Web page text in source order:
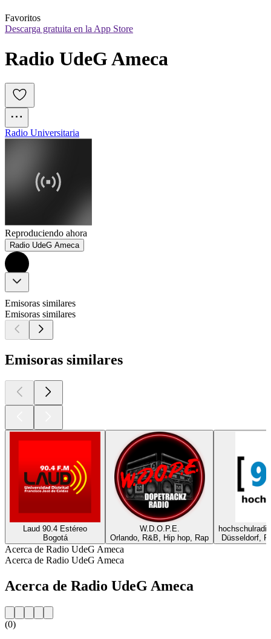
Favoritos
Descarga gratuita en la App Store
Radio UdeG Ameca
Radio Universitaria
Reproduciendo ahora
Radio UdeG Ameca
Emisoras similares
Emisoras similares
Emisoras similares
Laud 90.4 Estéreo
Bogotá
W.D.O.P.E.
Orlando, R&B, Hip hop, Rap
Düsseldorf,
Acerca de Radio UdeG Ameca
Acerca de Radio UdeG Ameca
Acerca de Radio UdeG Ameca
(0)